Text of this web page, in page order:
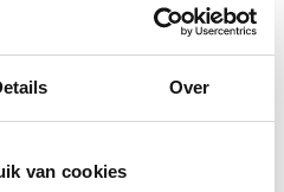
Over
van cookies